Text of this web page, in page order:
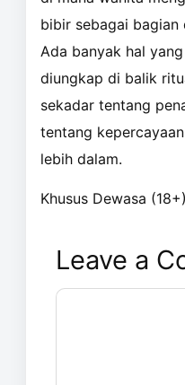
bibir sebagai
Ada banyak hal
diungkap di balik
sekadar tentang
tentang
lebih dalam.
Khusus Dewasa (18+)
Leave a
Comment